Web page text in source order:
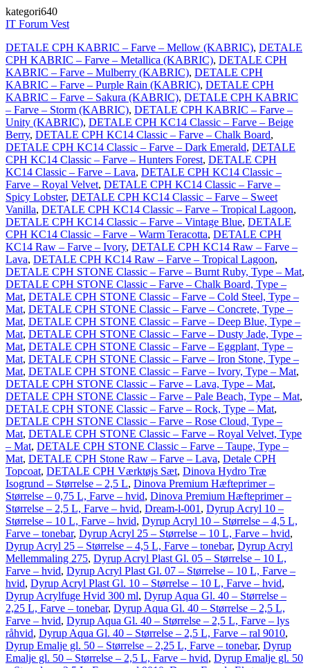
kategori640
IT Forum Vest
DETALE CPH KABRIC – Farve – Mellow (KABRIC), DETALE
CPH KABRIC – Farve – Metallica (KABRIC), DETALE CPH
KABRIC – Farve – Mulberry (KABRIC), DETALE CPH
KABRIC – Farve – Purple Rain (KABRIC), DETALE CPH
KABRIC – Farve – Sakura (KABRIC), DETALE CPH KABRIC
– Farve – Storm (KABRIC), DETALE CPH KABRIC – Farve –
Unity (KABRIC), DETALE CPH KC14 Classic – Farve – Beige
Berry, DETALE CPH KC14 Classic – Farve – Chalk Board,
DETALE CPH KC14 Classic – Farve – Dark Emerald, DETALE
CPH KC14 Classic – Farve – Hunters Forest, DETALE CPH
KC14 Classic – Farve – Lava, DETALE CPH KC14 Classic –
Farve – Royal Velvet, DETALE CPH KC14 Classic – Farve –
Spicy Lobster, DETALE CPH KC14 Classic – Farve – Sweet
Vanilla, DETALE CPH KC14 Classic – Farve – Tropical Lagoon,
DETALE CPH KC14 Classic – Farve – Vintage Blue, DETALE
CPH KC14 Classic – Farve – Warm Teracotta, DETALE CPH
KC14 Raw – Farve – Ivory, DETALE CPH KC14 Raw – Farve –
Lava, DETALE CPH KC14 Raw – Farve – Tropical Lagoon,
DETALE CPH STONE Classic – Farve – Burnt Ruby, Type – Mat,
DETALE CPH STONE Classic – Farve – Chalk Board, Type –
Mat, DETALE CPH STONE Classic – Farve – Cold Steel, Type –
Mat, DETALE CPH STONE Classic – Farve – Concrete, Type –
Mat, DETALE CPH STONE Classic – Farve – Deep Blue, Type –
Mat, DETALE CPH STONE Classic – Farve – Dusty Jade, Type –
Mat, DETALE CPH STONE Classic – Farve – Eggplant, Type –
Mat, DETALE CPH STONE Classic – Farve – Iron Stone, Type –
Mat, DETALE CPH STONE Classic – Farve – Ivory, Type – Mat,
DETALE CPH STONE Classic – Farve – Lava, Type – Mat,
DETALE CPH STONE Classic – Farve – Pale Beach, Type – Mat,
DETALE CPH STONE Classic – Farve – Rock, Type – Mat,
DETALE CPH STONE Classic – Farve – Rose Cloud, Type –
Mat, DETALE CPH STONE Classic – Farve – Royal Velvet, Type
– Mat, DETALE CPH STONE Classic – Farve – Taupe, Type –
Mat, DETALE CPH Stone Raw – Farve – Lava, Detale CPH
Topcoat, DETALE CPH Værktøjs Sæt, Dinova Hydro Træ
Isogrund – Størrelse – 2,5 L, Dinova Premium Hæfteprimer –
Størrelse – 0,75 L, Farve – hvid, Dinova Premium Hæfteprimer –
Størrelse – 2,5 L, Farve – hvid, Dream-l-001 , Dyrup Acryl 10 –
Størrelse – 10 L, Farve – hvid, Dyrup Acryl 10 – Størrelse – 4,5 L,
Farve – tonebar, Dyrup Acryl 25 – Størrelse – 10 L, Farve – hvid,
Dyrup Acryl 25 – Størrelse – 4,5 L, Farve – tonebar, Dyrup Acryl
Mellemmaling 275, Dyrup Acryl Plast Gl. 05 – Størrelse – 10 L,
Farve – hvid, Dyrup Acryl Plast Gl. 07 – Størrelse – 10 L, Farve –
hvid, Dyrup Acryl Plast Gl. 10 – Størrelse – 10 L, Farve – hvid,
Dyrup Acrylfuge Hvid 300 ml, Dyrup Aqua Gl. 40 – Størrelse –
2,25 L, Farve – tonebar, Dyrup Aqua Gl. 40 – Størrelse – 2,5 L,
Farve – hvid, Dyrup Aqua Gl. 40 – Størrelse – 2,5 L, Farve – lys
råhvid, Dyrup Aqua Gl. 40 – Størrelse – 2,5 L, Farve – ral 9010,
Dyrup Emalje gl. 50 – Størrelse – 2,25 L, Farve – tonebar, Dyrup
Emalje gl. 50 – Størrelse – 2,5 L, Farve – hvid, Dyrup Emalje gl. 50